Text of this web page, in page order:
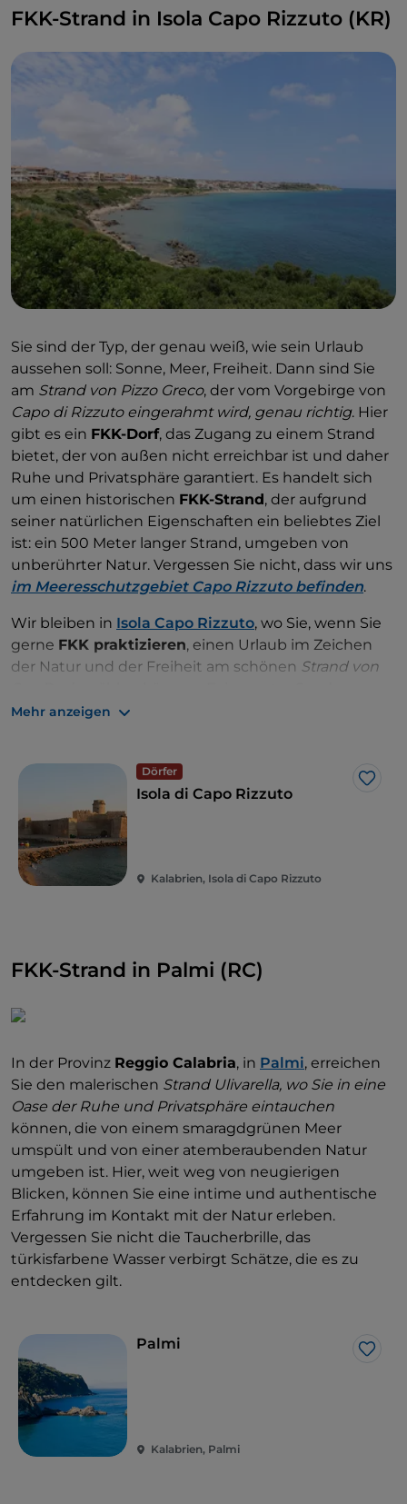
FKK-Strand in Isola Capo Rizzuto (KR)
Sie sind der Typ, der genau weiß, wie sein Urlaub
aussehen soll: Sonne, Meer, Freiheit. Dann sind Sie
am Strand von Pizzo Greco, der vom Vorgebirge von
Capo di Rizzuto eingerahmt wird, genau richtig. Hier
gibt es ein FKK-Dorf, das Zugang zu einem Strand
bietet, der von außen nicht erreichbar ist und daher
Ruhe und Privatsphäre garantiert. Es handelt sich
um einen historischen FKK-Strand , der aufgrund
seiner natürlichen Eigenschaften ein beliebtes Ziel
ist: ein 500 Meter langer Strand, umgeben von
unberührter Natur. Vergessen Sie nicht, dass wir uns
im Meeresschutzgebiet Capo Rizzuto befinden.
Wir bleiben in Isola Capo Rizzuto, wo Sie, wenn Sie
gerne FKK praktizieren, einen Urlaub im Zeichen
der Natur und der Freiheit am schönen Strand von
türkisfarbenes Meer mit flachem Wasser. Der Strand
Das Lustigste ist, dass der Ton aus dem
Meeresboden hervortritt und Becken bildet, in
denen man nicht nur baden kann, sondern ihn auch
auf die Haut auftragen kann, um seine wohltuende
Wirkung zu genießen und sich zu „bedecken“, falls
man noch nicht bereit ist, seinen nackten Körper zu
Mehr anzeigen
Dörfer
Like
Isola di Capo Rizzuto
Kalabrien, Isola di Capo Rizzuto
FKK-Strand in Palmi (RC)
In der Provinz Reggio Calabria, in Palmi, erreichen
Sie den malerischen Strand Ulivarella, wo Sie in eine
Oase der Ruhe und Privatsphäre eintauchen
können, die von einem smaragdgrünen Meer
umspült und von einer atemberaubenden Natur
umgeben ist. Hier, weit weg von neugierigen
Blicken, können Sie eine intime und authentische
Erfahrung im Kontakt mit der Natur erleben.
Vergessen Sie nicht die Taucherbrille, das
türkisfarbene Wasser verbirgt Schätze, die es zu
entdecken gilt.
Like
Palmi
Kalabrien, Palmi